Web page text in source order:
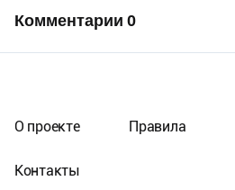
Комментарии 0
О проекте Правила
Контакты